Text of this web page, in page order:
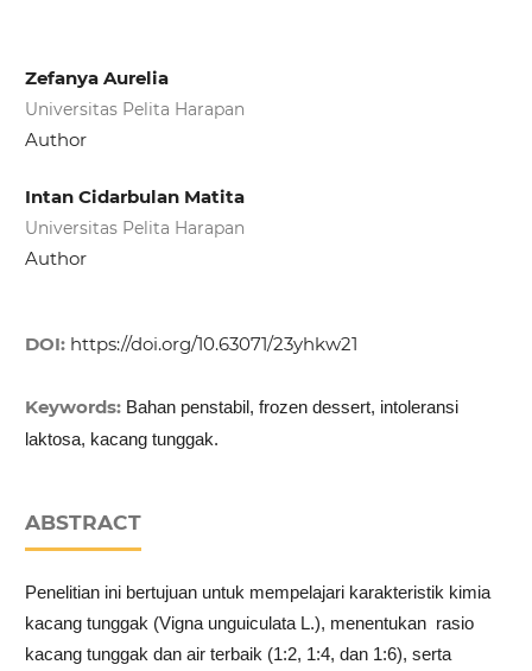
Zefanya Aurelia
Universitas Pelita Harapan
Author
Intan Cidarbulan Matita
Universitas Pelita Harapan
Author
DOI: https://doi.org/10.63071/23yhkw21
Keywords: Bahan penstabil, frozen dessert, intoleransi
laktosa, kacang tunggak.
ABSTRACT
Penelitian ini bertujuan untuk mempelajari karakteristik kimia
kacang tunggak (Vigna unguiculata L.), menentukan rasio
kacang tunggak dan air terbaik (1:2, 1:4, dan 1:6), serta